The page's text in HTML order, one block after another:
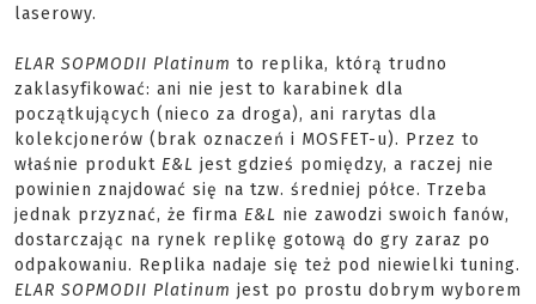
laserowy.
ELAR SOPMODII Platinum to replika, którą trudno
zaklasyfikować: ani nie jest to karabinek dla
początkujących (nieco za droga), ani rarytas dla
kolekcjonerów (brak oznaczeń i MOSFET-u). Przez to
właśnie produkt E&L jest gdzieś pomiędzy, a raczej nie
powinien znajdować się na tzw. średniej półce. Trzeba
jednak przyznać, że firma E&L nie zawodzi swoich fanów,
dostarczając na rynek replikę gotową do gry zaraz po
odpakowaniu. Replika nadaje się też pod niewielki tuning.
ELAR SOPMODII Platinum jest po prostu dobrym wyborem